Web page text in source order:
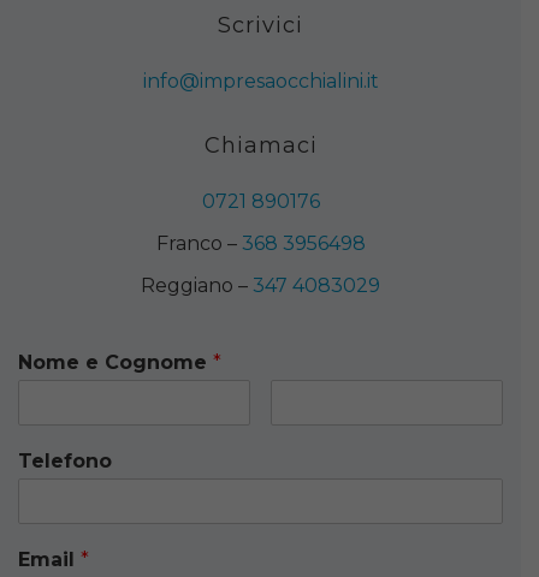
Scrivici
info@impresaocchialini.it
Chiamaci
0721 890176
Franco – 368 3956498
Reggiano – 347 4083029
Nome e Cognome *
Telefono
Email *